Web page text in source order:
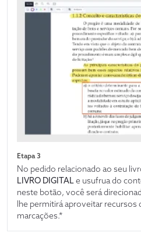
Etapa 3
No pedido relacionado ao seu
LIVRO DIGITALe usufrua do
neste botão, você será
lhe permitirá aproveitar
marcações.*